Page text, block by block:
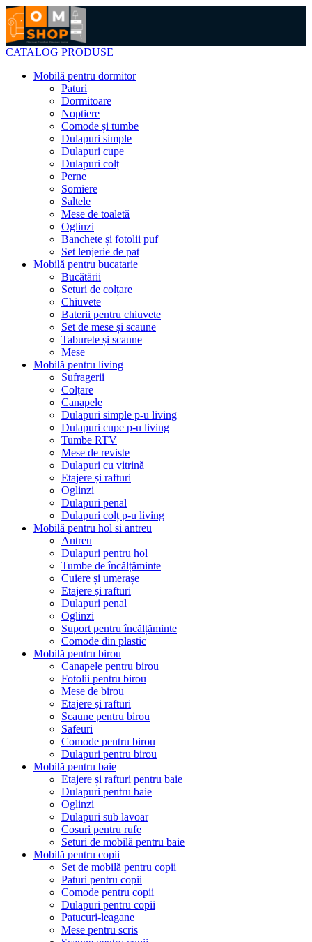
CATALOG PRODUSE
Mobilă pentru dormitor
Paturi
Dormitoare
Noptiere
Comode și tumbe
Dulapuri simple
Dulapuri cupe
Dulapuri colț
Perne
Somiere
Saltele
Mese de toaletă
Oglinzi
Banchete și fotolii puf
Set lenjerie de pat
Mobilă pentru bucatarie
Bucătării
Seturi de colțare
Chiuvete
Baterii pentru chiuvete
Set de mese și scaune
Taburete și scaune
Mese
Mobilă pentru living
Sufragerii
Colțare
Canapele
Dulapuri simple p-u living
Dulapuri cupe p-u living
Tumbe RTV
Mese de reviste
Dulapuri cu vitrină
Etajere și rafturi
Oglinzi
Dulapuri penal
Dulapuri colț p-u living
Mobilă pentru hol si antreu
Antreu
Dulapuri pentru hol
Tumbe de încălțăminte
Cuiere și umerașe
Etajere și rafturi
Dulapuri penal
Oglinzi
Suport pentru încălțăminte
Comode din plastic
Mobilă pentru birou
Canapele pentru birou
Fotolii pentru birou
Mese de birou
Etajere și rafturi
Scaune pentru birou
Safeuri
Comode pentru birou
Dulapuri pentru birou
Mobilă pentru baie
Etajere și rafturi pentru baie
Dulapuri pentru baie
Oglinzi
Dulapuri sub lavoar
Cosuri pentru rufe
Seturi de mobilă pentru baie
Mobilă pentru copii
Set de mobilă pentru copii
Paturi pentru copii
Comode pentru copii
Dulapuri pentru copii
Patucuri-leagane
Mese pentru scris